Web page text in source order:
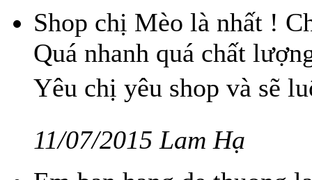
Shop chị Mèo là nhất !
Quá nhanh quá chất
Yêu chị yêu shop và sẽ
11/07/2015 Lam Hạ